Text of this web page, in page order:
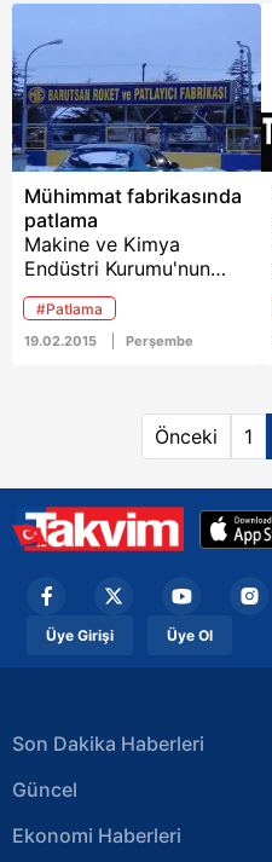
Mühimmat fabrikasında
patlama
Makine ve Kimya
Endüstri Kurumu'nun
Elmadağ'daki Barutsan
Roket ve Patlayıcı
Fabrikası'nda akşam
#Patlama
19.02.2015 Perşembe
Önceki 1
Üye Girişi Üye Ol
Son Dakika Haberleri
Güncel
Ekonomi Haberleri